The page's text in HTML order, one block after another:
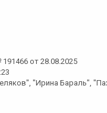
от 28.08.2025
"Ирина Бараль",